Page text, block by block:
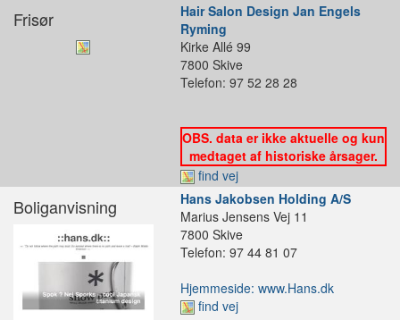
Frisør
Hair Salon Design Jan Engels
Ryming
Kirke Allé 99
7800 Skive
Telefon: 97 52 28 28
OBS. data er ikke aktuelle og kun
medtaget af historiske årsager.
find vej
Boliganvisning
Hans Jakobsen Holding A/S
Marius Jensens Vej 11
7800 Skive
Telefon: 97 44 81 07
Hjemmeside: www.Hans.dk
find vej